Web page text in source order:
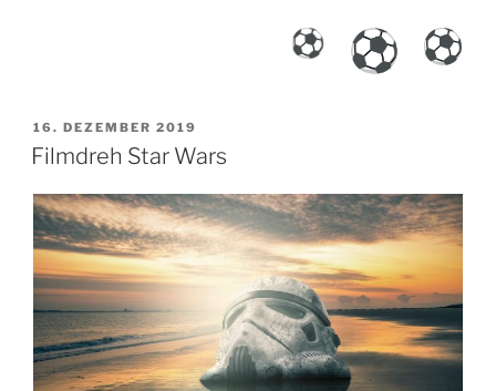
VERÖFFENTLICHT
AM
16. DEZEMBER 2019
Filmdreh Star Wars